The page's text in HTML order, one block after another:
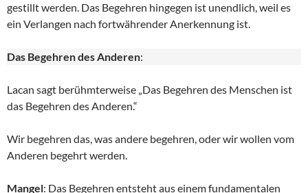
gestillt werden. Das Begehren hingegen ist unendlich, weil es
ein Verlangen nach fortwährender Anerkennung ist.
Das Begehren des Anderen:
Lacan sagt berühmterweise „Das Begehren des Menschen ist
das Begehren des Anderen.“
Wir begehren das, was andere begehren, oder wir wollen vom
Anderen begehrt werden.
Mangel: Das Begehren entsteht aus einem fundamentalen